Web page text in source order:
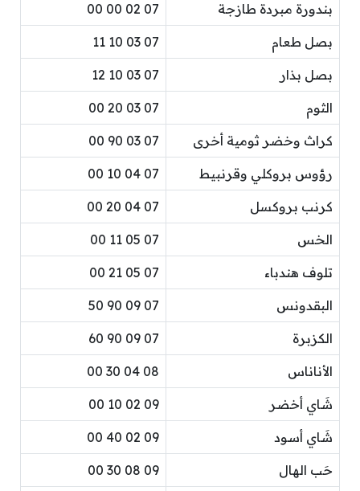
بندورة مبردة طازجة 07 02 00 00
بصل طعام 07 03 10 11
بصل بذار 07 03 10 12
الثوم 07 03 20 00
كراث وخضر ثومية أخرى 07 03 90 00
رؤوس بروكلي وقرنبيط 07 04 10 00
كرنب بروكسل 07 04 20 00
الخس 07 05 11 00
تلوف هندباء 07 05 21 00
البقدونس 07 09 90 50
الكزبرة 07 09 90 60
الأناناس 08 04 30 00
شَاي أخضر 09 02 10 00
شَاي أسود 09 02 40 00
حَب الهال 09 08 30 00